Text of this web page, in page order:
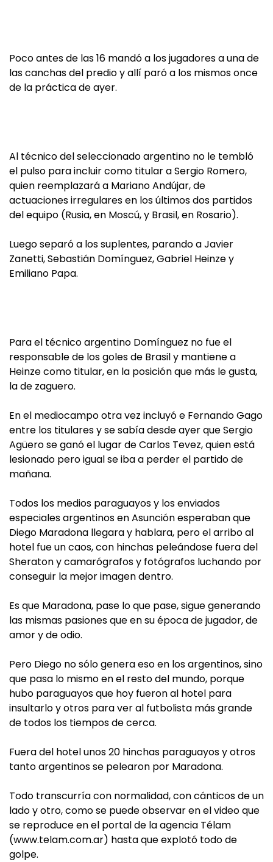
Poco antes de las 16 mandó a los jugadores a una de
las canchas del predio y allí paró a los mismos once
de la práctica de ayer.
Al técnico del seleccionado argentino no le tembló
el pulso para incluir como titular a Sergio Romero,
quien reemplazará a Mariano Andújar, de
actuaciones irregulares en los últimos dos partidos
del equipo (Rusia, en Moscú, y Brasil, en Rosario).
Luego separó a los suplentes, parando a Javier
Zanetti, Sebastián Domínguez, Gabriel Heinze y
Emiliano Papa.
Para el técnico argentino Domínguez no fue el
responsable de los goles de Brasil y mantiene a
Heinze como titular, en la posición que más le gusta,
la de zaguero.
En el mediocampo otra vez incluyó e Fernando Gago
entre los titulares y se sabía desde ayer que Sergio
Agüero se ganó el lugar de Carlos Tevez, quien está
lesionado pero igual se iba a perder el partido de
mañana.
Todos los medios paraguayos y los enviados
especiales argentinos en Asunción esperaban que
Diego Maradona llegara y hablara, pero el arribo al
hotel fue un caos, con hinchas peleándose fuera del
Sheraton y camarógrafos y fotógrafos luchando por
conseguir la mejor imagen dentro.
Es que Maradona, pase lo que pase, sigue generando
las mismas pasiones que en su época de jugador, de
amor y de odio.
Pero Diego no sólo genera eso en los argentinos, sino
que pasa lo mismo en el resto del mundo, porque
hubo paraguayos que hoy fueron al hotel para
insultarlo y otros para ver al futbolista más grande
de todos los tiempos de cerca.
Fuera del hotel unos 20 hinchas paraguayos y otros
tanto argentinos se pelearon por Maradona.
Todo transcurría con normalidad, con cánticos de un
lado y otro, como se puede observar en el video que
se reproduce en el portal de la agencia Télam
(www.telam.com.ar) hasta que explotó todo de
golpe.